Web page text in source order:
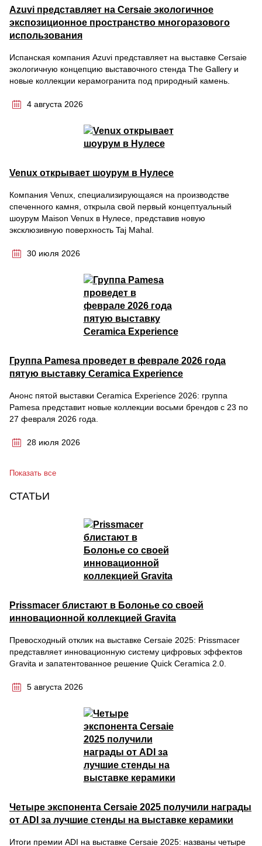
Azuvi представляет на Cersaie экологичное
экспозиционное пространство многоразового
использования
Испанская компания Azuvi представляет на выставке Cersaie
экологичную концепцию выставочного стенда The Gallery и
новые коллекции керамогранита под природный камень.
4 августа 2026
Venux открывает шоурум в Нулесе
Компания Venux, специализирующаяся на производстве
спеченного камня, открыла свой первый концептуальный
шоурум Maison Venux в Нулесе, представив новую
эксклюзивную поверхность Taj Mahal.
30 июля 2026
Группа Pamesa проведет в феврале 2026 года
пятую выставку Ceramica Experience
Анонс пятой выставки Ceramica Experience 2026: группа
Pamesa представит новые коллекции восьми брендов с 23 по
27 февраля 2026 года.
28 июля 2026
Показать все
СТАТЬИ
Prissmacer блистают в Болонье со своей
инновационной коллекцией Gravita
Превосходный отклик на выставке Cersaie 2025: Prissmacer
представляет инновационную систему цифровых эффектов
Gravita и запатентованное решение Quick Ceramica 2.0.
5 августа 2026
Четыре экспонента Cersaie 2025 получили награды
от ADI за лучшие стенды на выставке керамики
Итоги премии ADI на выставке Cersaie 2025: названы четыре